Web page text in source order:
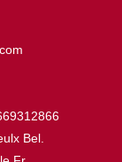
Bel.